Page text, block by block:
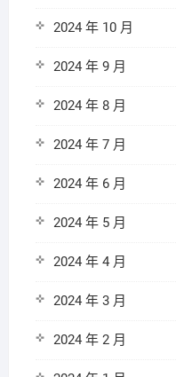
2024 年 10 月
2024 年 9 月
2024 年 8 月
2024 年 7 月
2024 年 6 月
2024 年 5 月
2024 年 4 月
2024 年 3 月
2024 年 2 月